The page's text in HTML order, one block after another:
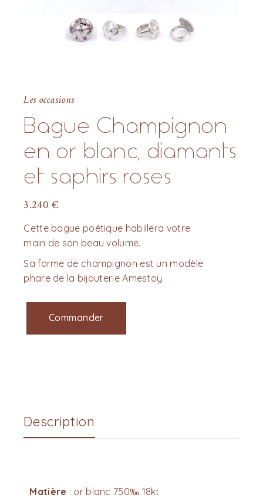
Les occasions
Bague Champignon
en or blanc, diamants
et saphirs roses
3.240 €
Cette bague poétique habillera votre
main de son beau volume.
Sa forme de champignon est un modèle
phare de la bijouterie Amestoy.
Commander
Description
Matière : or blanc 750‰ 18kt